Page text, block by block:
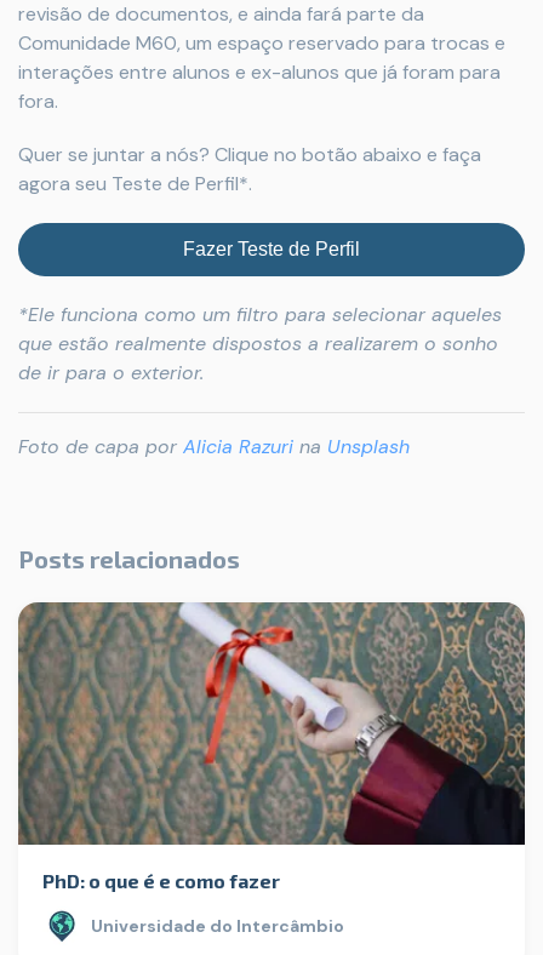
revisão de documentos, e ainda fará parte da
Comunidade M60, um espaço reservado para trocas e
interações entre alunos e ex-alunos que já foram para
fora.
Quer se juntar a nós? Clique no botão abaixo e faça
agora seu Teste de Perfil*.
Fazer Teste de Perfil
*Ele funciona como um filtro para selecionar aqueles
que estão realmente dispostos a realizarem o sonho
de ir para o exterior.
Foto de capa por Alicia Razuri na Unsplash
Posts relacionados
PhD: o que é e como fazer
Universidade do Intercâmbio